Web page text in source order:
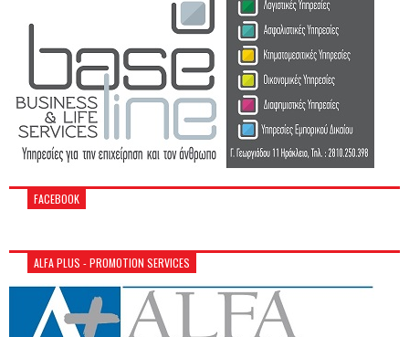
FACEBOOK
ALFA PLUS - PROMOTION SERVICES